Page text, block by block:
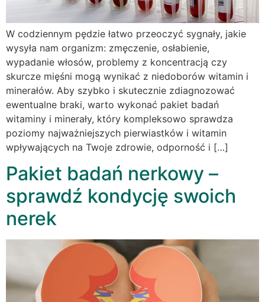
W codziennym pędzie łatwo przeoczyć sygnały, jakie
wysyła nam organizm: zmęczenie, osłabienie,
wypadanie włosów, problemy z koncentracją czy
skurcze mięśni mogą wynikać z niedoborów witamin i
minerałów. Aby szybko i skutecznie zdiagnozować
ewentualne braki, warto wykonać pakiet badań
witaminy i minerały, który kompleksowo sprawdza
poziomy najważniejszych pierwiastków i witamin
wpływających na Twoje zdrowie, odporność i […]
Pakiet badań nerkowy –
sprawdź kondycję swoich
nerek